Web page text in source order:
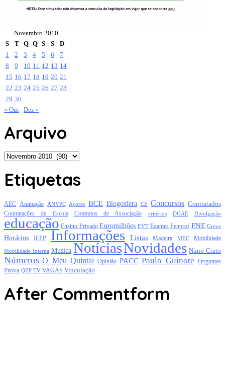
Novembro 2010
S
T Q Q S S
D
1
2 3 4 5 6
7
8
9 10 11 12 13 14
15 16 17 18 19 20 21
22 23 24 25 26 27 28
29 30
« Out Dez »
Arquivo
Arquivo
Etiquetas
AEC Animação ANVPC Açores BCE Blogosfera CE Concursos Contratados
Contratações de Escola Contratos de Associação critérios DGAE Divulgação
educação Ensino Privado Euromilhões EVT Exames Fenprof FNE Greve
Horários IEFP Informações Listas Madeira MEC Mobilidade
Mobilidade Interna Música NotíciasNovidades Nuno Crato
Números O Meu Quintal Opinião PACC Paulo Guinote Perguntas
Prova QZP TV VAGAS Vinculação
After Commentform